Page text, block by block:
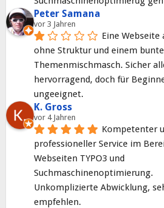
Peter Samana
vor 3 Jahren
Eine Webseite
ohne Struktur und einem
Themenmischmasch. Sicher
hervorragend, doch für
ungeeignet.
K. Gross
vor 4 Jahren
Kompetenter
professioneller Service im
Webseiten TYPO3 und
Suchmaschinenoptimierung.
Unkomplizierte Abwicklung,
empfehlen.